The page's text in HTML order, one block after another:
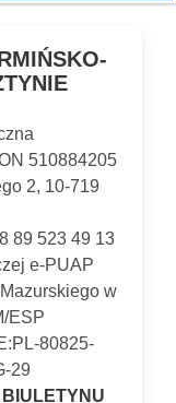
510884205
2, 10-719
89 523 49 13
e-PUAP
w
ESP
80825-
29